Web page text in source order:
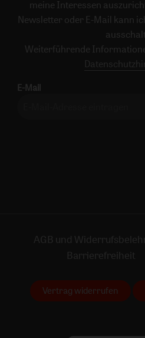
meine Interessen
Newsletter oder E-Mail kann
Weiterführende
E-Mail
AGB und
Barrierefreiheit
Vertrag widerrufen